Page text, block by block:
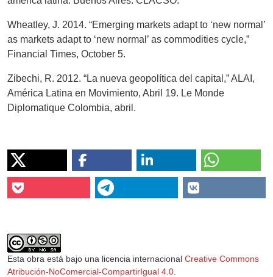
Wheatley, J. 2014. “Emerging markets adapt to ‘new normal’
as markets adapt to ‘new normal’ as commodities cycle,”
Financial Times, October 5.
Zibechi, R. 2012. “La nueva geopolítica del capital,” ALAI,
América Latina en Movimiento, Abril 19. Le Monde
Diplomatique Colombia, abril.
Esta obra está bajo una licencia internacional Creative Commons
Atribución-NoComercial-CompartirIgual 4.0